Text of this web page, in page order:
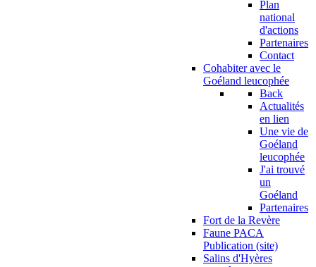
Plan
national
d'actions
Partenaires
Contact
Cohabiter avec le
Goéland leucophée
Back
Actualités
en lien
Une vie de
Goéland
leucophée
J'ai trouvé
un
Goéland
Partenaires
Fort de la Revère
Faune PACA
Publication (site)
Salins d'Hyères